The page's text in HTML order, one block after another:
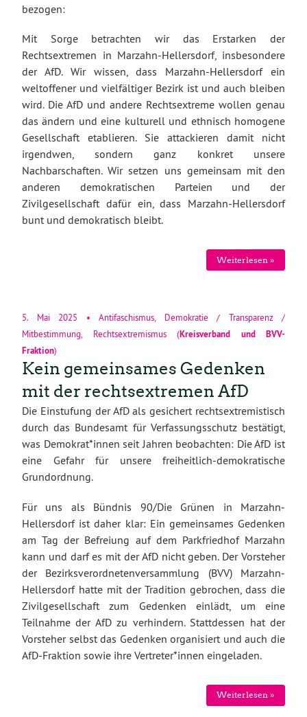
bezogen:
Mit Sorge betrachten wir das Erstarken der
Rechtsextremen in Marzahn-Hellersdorf, insbesondere
der AfD. Wir wissen, dass Marzahn-Hellersdorf ein
weltoffener und vielfältiger Bezirk ist und auch bleiben
wird. Die AfD und andere Rechtsextreme wollen genau
das ändern und eine kulturell und ethnisch homogene
Gesellschaft etablieren. Sie attackieren damit nicht
irgendwen, sondern ganz konkret unsere
Nachbarschaften. Wir setzen uns gemeinsam mit den
anderen demokratischen Parteien und der
Zivilgesellschaft dafür ein, dass Marzahn-Hellersdorf
bunt und demokratisch bleibt.
Weiterlesen »
5. Mai 2025 • Antifaschismus
Demokratie / Transparenz /
Mitbestimmung
Rechtsextremismus(Kreisverband und BVV-
Fraktion)
Kein gemeinsames Gedenken
mit der rechtsextremen AfD
Die Einstufung der AfD als gesichert rechtsextremistisch
durch das Bundesamt für Verfassungsschutz bestätigt,
was Demokrat*innen seit Jahren beobachten: Die AfD ist
eine Gefahr für unsere freiheitlich-demokratische
Grundordnung.
Für uns als Bündnis 90/Die Grünen in Marzahn-
Hellersdorf ist daher klar: Ein gemeinsames Gedenken
am Tag der Befreiung auf dem Parkfriedhof Marzahn
kann und darf es mit der AfD nicht geben. Der Vorsteher
der Bezirksverordnetenversammlung (BVV) Marzahn-
Hellersdorf hatte mit der Tradition gebrochen, dass die
Zivilgesellschaft zum Gedenken einlädt, um eine
Teilnahme der AfD zu verhindern. Stattdessen hat der
Vorsteher selbst das Gedenken organisiert und auch die
AfD-Fraktion sowie ihre Vertreter*innen eingeladen.
Weiterlesen »